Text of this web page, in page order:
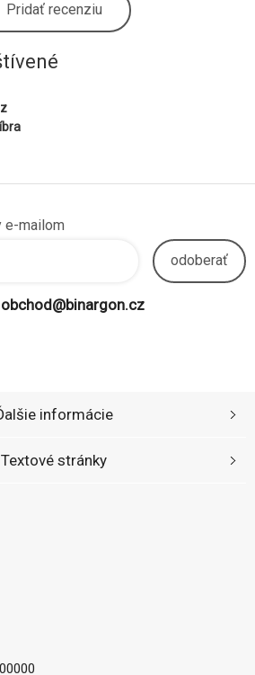
Pridať recenziu
e-mailom
odoberať
obchod@binargon.cz
informácie
Textové stránky